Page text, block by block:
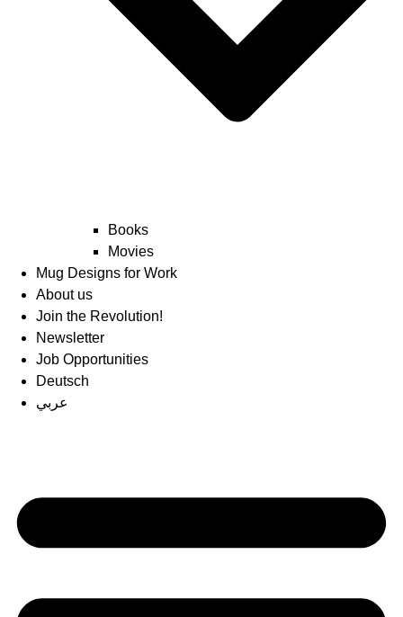
Books
Movies
Mug Designs for Work
About us
Join the Revolution!
Newsletter
Job Opportunities
Deutsch
عربي